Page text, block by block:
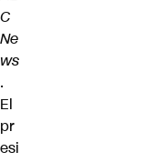
C
Ne
ws
.
El
pr
esi